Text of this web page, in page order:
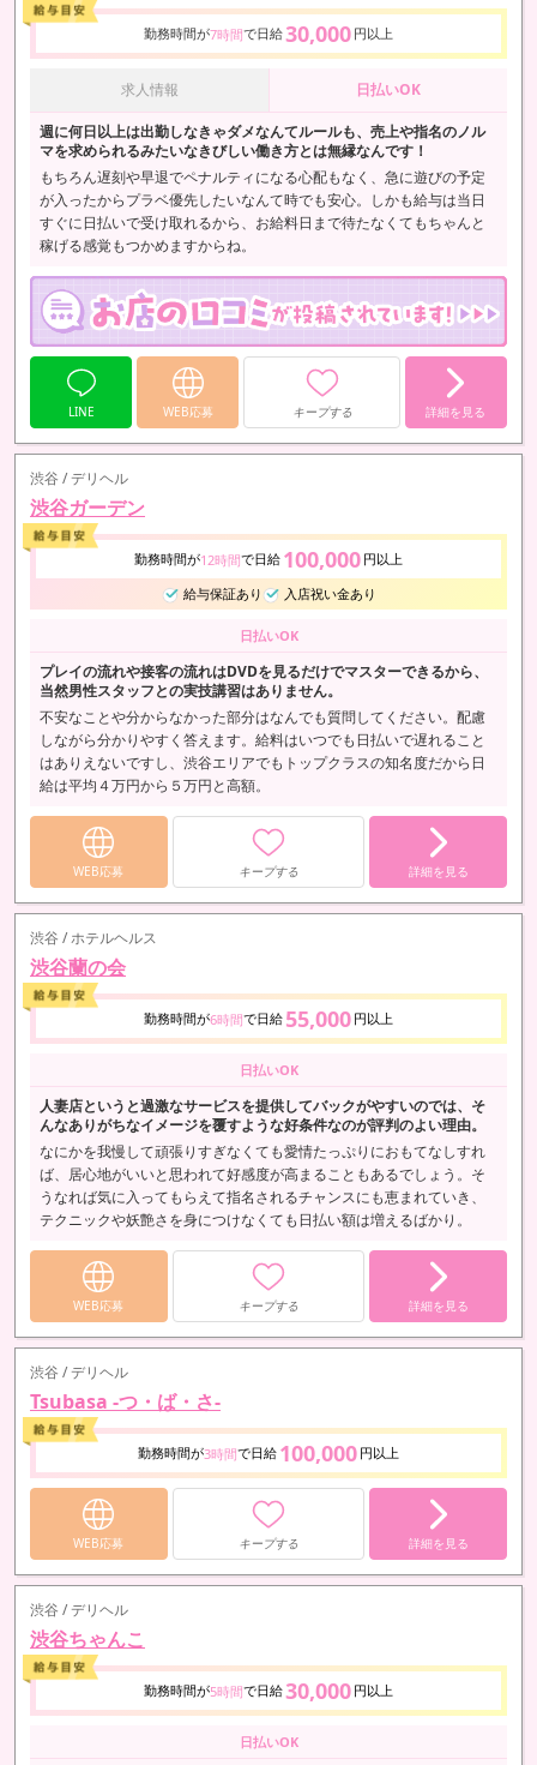
勤務時間が7時間で日給30,000 円以上
求人情報 日払いOK
週に何日以上は出勤しなきゃダメなんてルールも、売上や指名のノル
マを求められるみたいなきびしい働き方とは無縁なんです！
もちろん遅刻や早退でペナルティになる心配もなく、急に遊びの予定
が入ったからプラベ優先したいなんて時でも安心。しかも給与は当日
すぐに日払いで受け取れるから、お給料日まで待たなくてもちゃんと
稼げる感覚もつかめますからね。
LINE WEB応募 キープする 詳細を見る
渋谷 / デリヘル
渋谷ガーデン
勤務時間が12時間で日給 100,000 円以上
給与保証あり
入店祝い金あり
日払いOK
プレイの流れや接客の流れはDVDを見るだけでマスターできるから、
当然男性スタッフとの実技講習はありません。
不安なことや分からなかった部分はなんでも質問してください。配慮
しながら分かりやすく答えます。給料はいつでも日払いで遅れること
はありえないですし、渋谷エリアでもトップクラスの知名度だから日
給は平均４万円から５万円と高額。
WEB応募 キープする 詳細を見る
渋谷 / ホテルヘルス
渋谷蘭の会
勤務時間が6時間で日給 55,000 円以上
日払いOK
人妻店というと過激なサービスを提供してバックがやすいのでは、そ
んなありがちなイメージを覆すような好条件なのが評判のよい理由。
なにかを我慢して頑張りすぎなくても愛情たっぷりにおもてなしすれ
ば、居心地がいいと思われて好感度が高まることもあるでしょう。そ
うなれば気に入ってもらえて指名されるチャンスにも恵まれていき、
テクニックや妖艶さを身につけなくても日払い額は増えるばかり。
WEB応募 キープする 詳細を見る
渋谷 / デリヘル
Tsubasa -つ・ば・さ-
勤務時間が3時間で日給 100,000 円以上
WEB応募 キープする 詳細を見る
渋谷 / デリヘル
渋谷ちゃんこ
勤務時間が5時間で日給30,000 円以上
日払いOK